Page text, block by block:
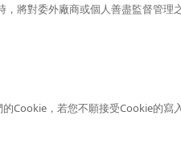
將對委外廠商或個人善盡監督管理之
Cookie，若您不願接受Cookie的